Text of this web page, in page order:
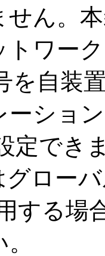
せん。
トワー
を自装
ショ
定でき
グロー
する場